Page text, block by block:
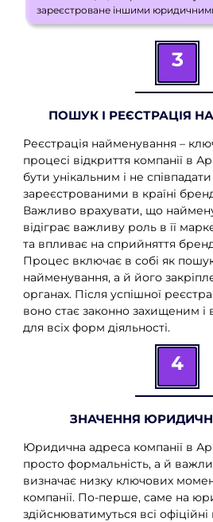
зареєстроване іншими
3
ПОШУК І РЕЄСТРАЦІЯ
Реєстрація найменування –
процесі відкриття компанії в
бути унікальним і не
зареєстрованими в країні
Важливо врахувати, що
відіграє важливу роль в її
та впливає на сприйняття
Процес включає в собі як
найменування, а й його
органах. Після успішної
воно стає законно захищеним і
для всіх форм діяльності.
4
ЗНАЧЕННЯ
Юридична адреса компанії в
просто формальність, а й
визначає низку ключових
компанії. По-перше, саме на
здійснюватимуться всі офіційні